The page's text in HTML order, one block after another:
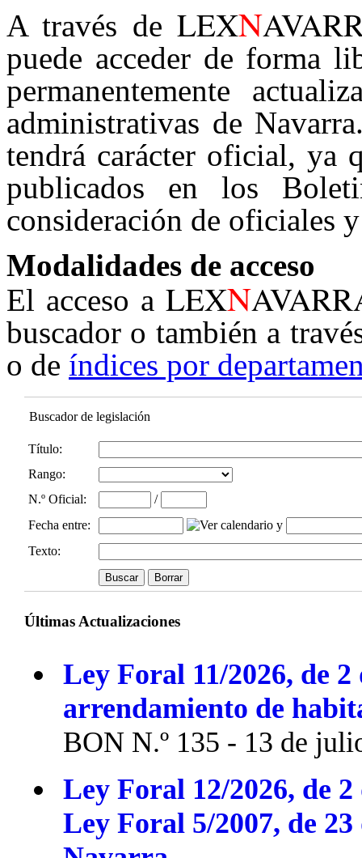
A través de LEXN
puede acceder de forma
permanentemente
administrativas de
tendrá carácter oficial, ya
publicados en los
consideración de oficiales
Modalidades de acceso
El acceso aLEXN
buscador o también a
o de índices por
Buscador de legislación
Título:
Rango:
N.º Oficial:
/
Fecha entre:
y
Texto:
Últimas Actualizaciones
Ley Foral 11/2026, de
arrendamiento de
BON N.º 135 - 13 de
Ley Foral 12/2026, de
Ley Foral 5/2007, de